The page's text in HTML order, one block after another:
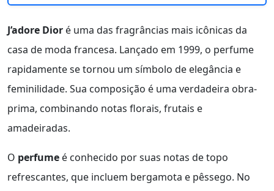
J’adore Dior é uma das fragrâncias mais icônicas da
casa de moda francesa. Lançado em 1999, o perfume
rapidamente se tornou um símbolo de elegância e
feminilidade. Sua composição é uma verdadeira obra-
prima, combinando notas florais, frutais e
amadeiradas.
O perfume é conhecido por suas notas de topo
refrescantes, que incluem bergamota e pêssego. No